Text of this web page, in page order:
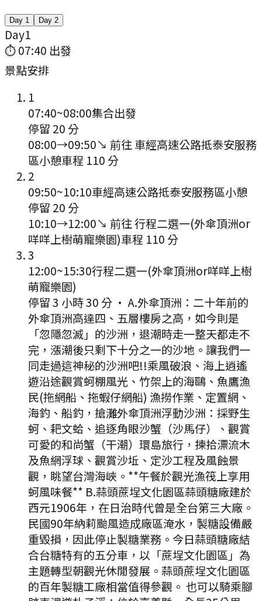
Day 1 Day 2
Day1
⏱07:40 出發
景點安排
1
07:40~08:00集合出發
停留 20 分
08:00→09:50↘ 前往 車經高速公路抵泰安服務
區小憩車程 110 分
2
09:50~10:10車經高速公路抵泰安服務區小憩
停留 20 分
10:10→12:00↘ 前往行程二選一(外傘頂洲or
咩咩上樹萌寵樂園)車程 110 分
3
12:00~15:30行程二選一(外傘頂洲or咩咩上樹
萌寵樂園)
停留 3 小時 30 分 · A.外傘頂洲：二十年前的
外傘頂洲高達四、五層樓房之高，如今則是
「忽隱忽滅」的沙洲，退潮時走一整天都走不
完，漲潮後只剩下十分之一的沙地。讓我們一
同走過這神秘的沙洲吧!!乘風破浪、海上逍遙
遊沿途觀賞蚵棚風光、竹架上的海鷗、魚鷹漁
民(拖網船、拖蝦仔網船) 漁撈作業、定置網、
海釣、船釣，搶灘外傘頂洲浮動沙洲：採野生
蚵、耙文蛤、追逐角眼沙蟹（沙馬仔）、觀賞
可愛的和尚蟹（干潮）環島旅行，揀拾漂流木
及魚網浮球、觀賞沙坵、定沙工程及風蝕景
觀，眺望台灣海峽。**午餐於觀光漁筏上享用
蚵風味餐** B.蒜頭蔗埕文化園區蒜頭糖廠建於
西元1906年，在日治時代曾是全台第三大廠。
民國90年納莉颱風造成廠區淹水，製糖設備嚴
重毀損，因此停止製糖業務。今日蒜頭糖廠結
合台糖特有的五分車，以「蔗埕文化園區」為
主題轉型朝觀光休閒發展。蒜頭蔗埕文化園區
的百年製糖工廠相當值得參觀。 也可以騎乘腳